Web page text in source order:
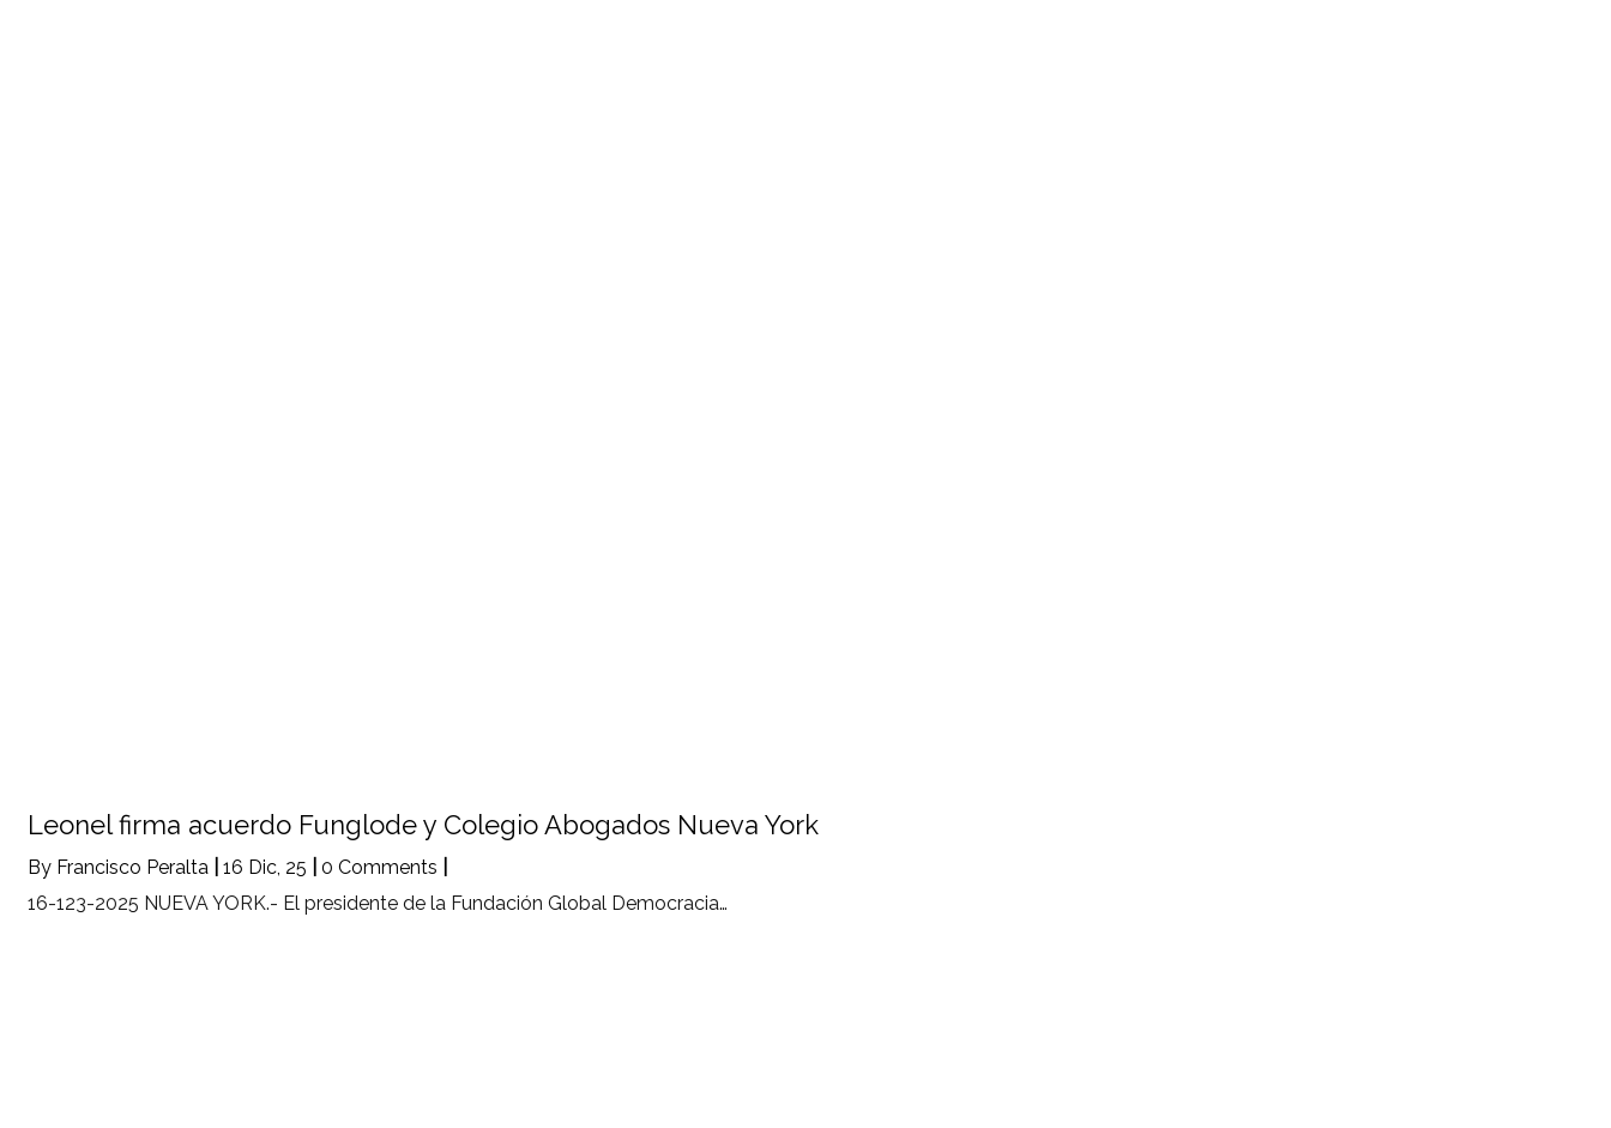
Leonel firma acuerdo Funglode y Colegio Abogados Nueva York
By Francisco Peralta 16 Dic, 25 0 Comments
16-123-2025 NUEVA YORK.- El presidente de la Fundación Global Democracia…